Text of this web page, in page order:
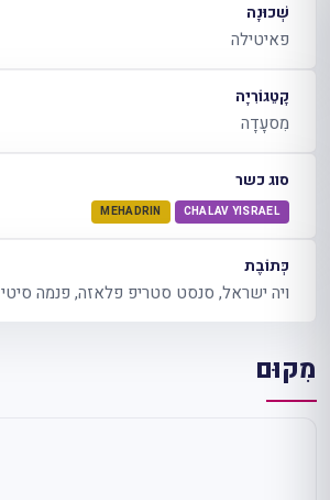
שְׁכוּנָה
פאיטילה
קָטֵגוֹרִיָה
מִסעָדָה
סוג כשר
CHALAV YISRAEL
MEHADRIN
כְּתוֹבֶת
ויה ישראל, סנסט סטריפ פלאזה, פנמה סיטי
מִקוּם